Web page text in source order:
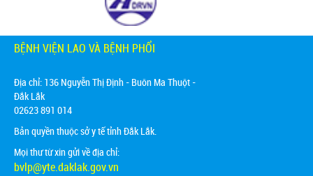
BỆNH VIỆN LAO VÀ BỆNH PHỔI
Địa chỉ: 136 Nguyễn Thị Định - Buôn Ma Thuột -
Đắk Lắk
02623 891 014
Bản quyền thuộc sở y tế tỉnh Đắk Lắk.
Mọi thư từ xin gửi về địa chỉ:
bvlp@yte.daklak.gov.vn